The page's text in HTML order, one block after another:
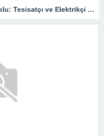
Hizmet Veren Bulmanın Kolay Yolu: Tesisatçı ve Elektrikçi Ararken Nelere Dikkat Edilmeli?